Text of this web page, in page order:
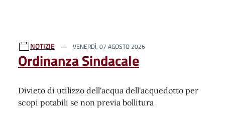
NOTIZIE VENERDÌ, 07 AGOSTO 2026
Ordinanza Sindacale
Divieto di utilizzo dell'acqua dell'acquedotto per
scopi potabili se non previa bollitura